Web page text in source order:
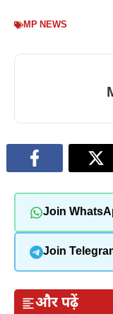
MP NEWS
Join
Join
और पढ़ें